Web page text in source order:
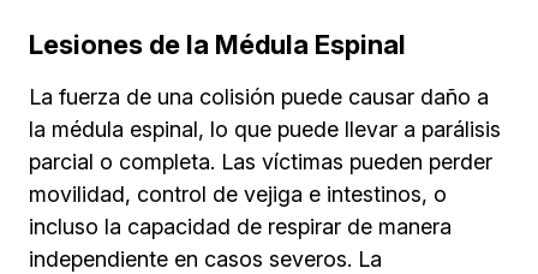
Lesiones de la Médula Espinal
La fuerza de una colisión puede causar daño a
la médula espinal, lo que puede llevar a parálisis
parcial o completa. Las víctimas pueden perder
movilidad, control de vejiga e intestinos, o
incluso la capacidad de respirar de manera
independiente en casos severos. La